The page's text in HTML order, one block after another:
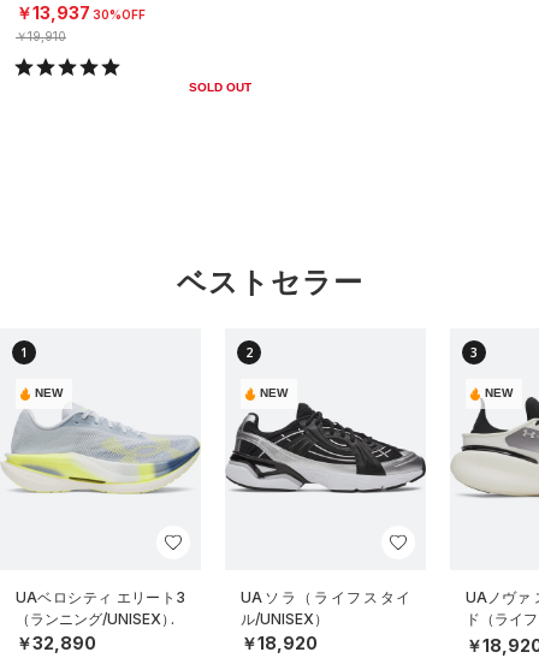
￥13,937 30%OFF
￥19,910
SOLD OUT
ベストセラー
1
NEW
UAベロシティ エリート3
（ランニング/UNISEX）
￥32,890
2
NEW
UAソラ（ライフスタイ
ル/UNISEX）
￥18,920
3
NEW
UAノヴァ
ド（ライ
EX）
￥